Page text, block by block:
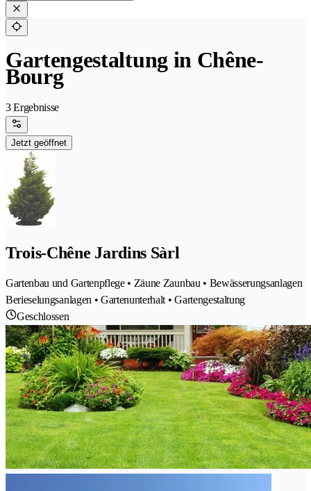
Gartengestaltung in Chêne-
Bourg
3 Ergebnisse
Jetzt geöffnet
Trois-Chêne Jardins Sàrl
Gartenbau und Gartenpflege • Zäune Zaunbau • Bewässerungsanlagen
Berieselungsanlagen • Gartenunterhalt • Gartengestaltung
Geschlossen